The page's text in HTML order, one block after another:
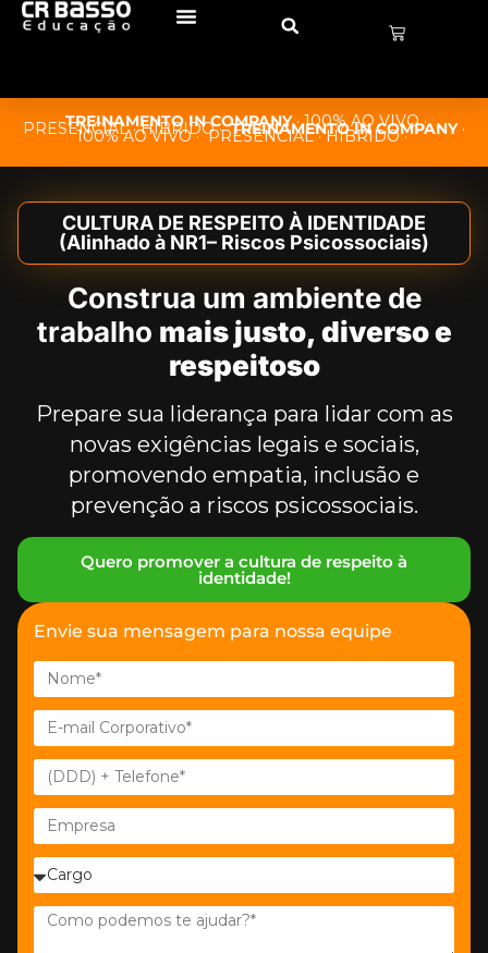
·TREINAMENTO IN COMPANY· 100% AO VIVO ·
PRESENCIAL · HÍBRIDO ·TREINAMENTO IN COMPANY·
100% AO VIVO · PRESENCIAL · HÍBRIDO ·
CULTURA DE RESPEITO À IDENTIDADE
(Alinhado à NR1– Riscos Psicossociais)
Construa um ambiente de
trabalho mais justo, diverso e
respeitoso
Prepare sua liderança para lidar com as
novas exigências legais e sociais,
promovendo empatia, inclusão e
prevenção a riscos psicossociais.
Quero promover a cultura de respeito à
identidade!
Envie sua mensagem para nossa equipe